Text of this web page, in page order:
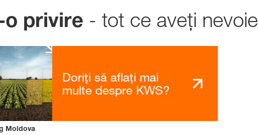
o privire - tot ce aveți nevoie
Moldova
Doriți să aflați mai
multe despre KWS?